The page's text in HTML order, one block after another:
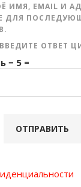
ИМЯ, EMAIL И
ДЛЯ
ОТВЕТ
− 5 =